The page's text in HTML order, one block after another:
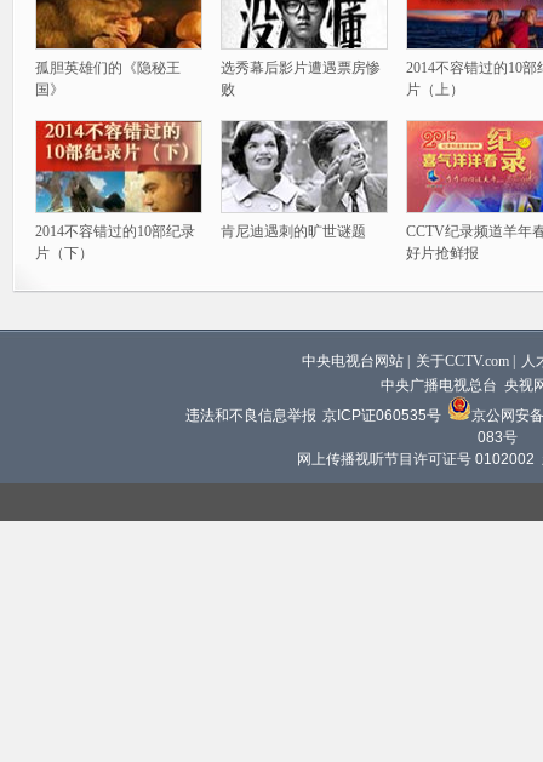
孤胆英雄们的《隐秘王
国》
选秀幕后影片遭遇票房惨
败
2014不容错过的10部
片（上）
2014不容错过的10部纪录
片（下）
肯尼迪遇刺的旷世谜题
CCTV纪录频道羊年
好片抢鲜报
中央电视台网站 关于CCTV.com
人
中央广播电视总台 央视
违法和不良信息举报 京ICP证060535号
京公网安
083号
网上传播视听节目许可证号